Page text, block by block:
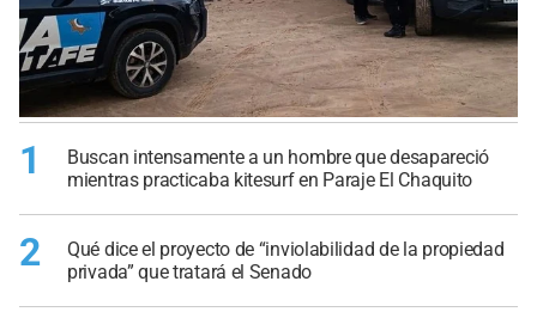
1
Buscan intensamente a un hombre que desapareció
mientras practicaba kitesurf en Paraje El Chaquito
2
Qué dice el proyecto de “inviolabilidad de la propiedad
privada” que tratará el Senado